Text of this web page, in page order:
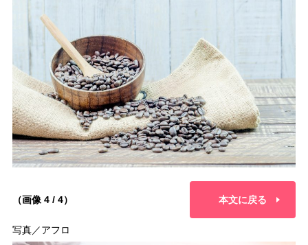
（画像 4 / 4） 本文に戻る
写真／アフロ